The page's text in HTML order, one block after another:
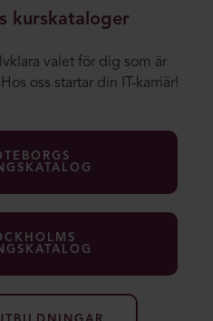
kurskataloger
valet för dig som är
oss startar din IT-karriär!